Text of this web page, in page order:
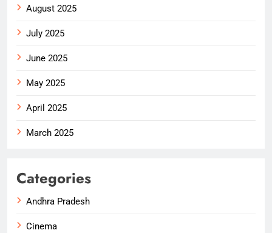
August 2025
July 2025
June 2025
May 2025
April 2025
March 2025
Categories
Andhra Pradesh
Cinema